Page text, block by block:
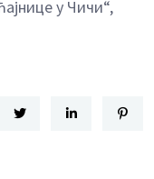
у Чичи“,